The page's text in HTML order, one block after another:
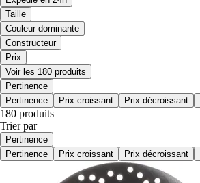
Taille
Couleur dominante
Constructeur
Prix
Voir les 180 produits
Pertinence
Pertinence
Prix croissant Prix décroissant
180 produits
Trier par
Pertinence
Pertinence
Prix croissant Prix décroissant